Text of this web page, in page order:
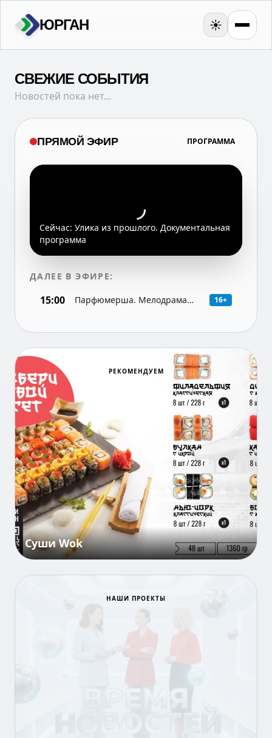
ЮРГАН ☀️
СВЕЖИЕ СОБЫТИЯ
Новостей пока нет...
ПРЯМОЙ ЭФИР ПРОГРАММА
Сейчас: Улика из прошлого. Документальная
программа
ДАЛЕЕ В ЭФИРЕ:
15:00
Парфюмерша. Мелодрама
16+
РЕКОМЕНДУЕМ
Суши Wok
НАШИ ПРОЕКТЫ
Всё для победы